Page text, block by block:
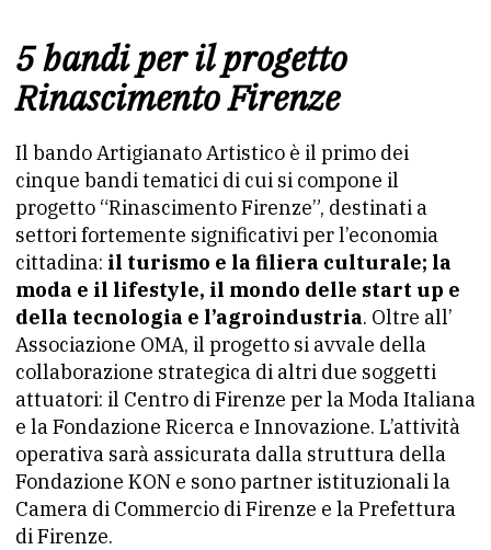
5 bandi per il progetto
Rinascimento Firenze
Il bando Artigianato Artistico è il primo dei
cinque bandi tematici di cui si compone il
progetto “Rinascimento Firenze”, destinati a
settori fortemente significativi per l’economia
cittadina: il turismo e la filiera culturale; la
moda e il lifestyle, il mondo delle start up e
della tecnologia e l’agroindustria. Oltre all’
Associazione OMA, il progetto si avvale della
collaborazione strategica di altri due soggetti
attuatori: il Centro di Firenze per la Moda Italiana
e la Fondazione Ricerca e Innovazione. L’attività
operativa sarà assicurata dalla struttura della
Fondazione KON e sono partner istituzionali la
Camera di Commercio di Firenze e la Prefettura
di Firenze.